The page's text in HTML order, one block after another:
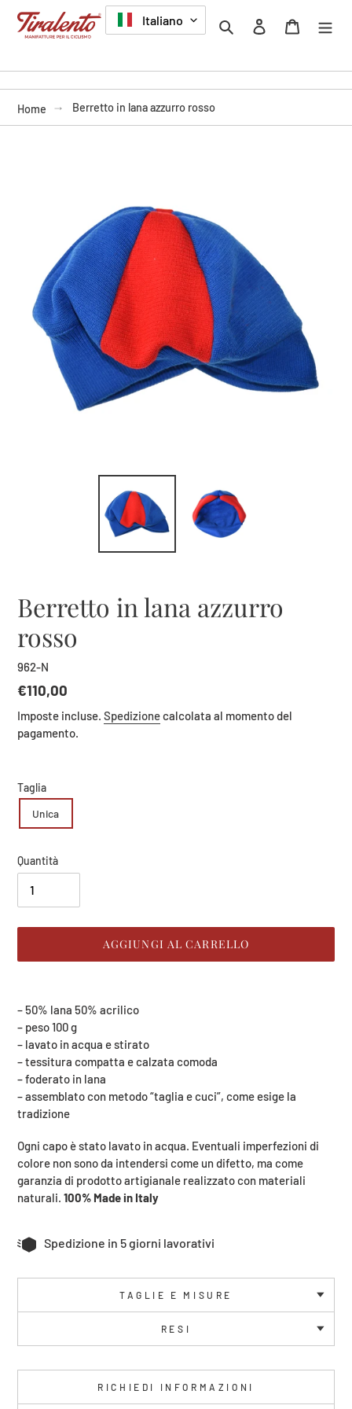
direttamente
LINGUAItaliano Cerca Accedi Carrello
Home Berretto in lana azzurro rosso
Berretto in lana azzurro
rosso
962-N
Prezzo
di
listino
€110,00
Imposte incluse. Spedizionecalcolata al momento del
pagamento.
Taglia
Unica
Quantità
AGGIUNGI AL CARRELLO
del
prodotto
nel
carrello
– 50% lana 50% acrilico
– peso 100 g
– lavato in acqua e stirato
– tessitura compatta e calzata comoda
– foderato in lana
– assemblato con metodo “taglia e cuci”, come esige la
tradizione
Ogni capo è stato lavato in acqua. Eventuali imperfezioni di
colore non sono da intendersi come un difetto, ma come
garanzia di prodotto artigianale realizzato con materiali
naturali. 100% Made in Italy
Spedizione in 5 giorni lavorativi
TAGLIE E MISURE
RESI
RICHIEDI INFORMAZIONI